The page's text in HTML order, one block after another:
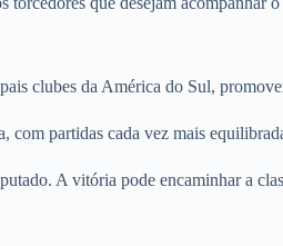
clubes da América do Sul,
com partidas cada vez mais
A vitória pode encaminhar a